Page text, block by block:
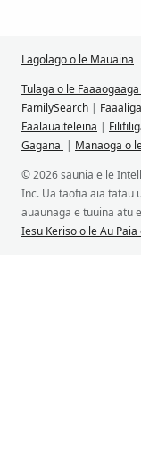
Lagolago o le Mauaina
Tulaga o le
FamilySearch |
Faalauaiteleina |
Gagana | Manaoga o
© 2026 saunia e le
Inc. Ua taofia aia tatau
auaunaga e tuuina atu e
Iesu Keriso o le Au Paia